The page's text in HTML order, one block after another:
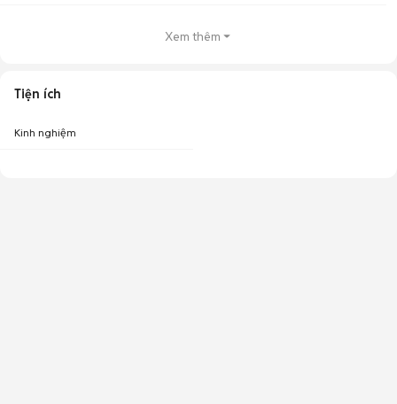
Xem thêm
Tiện ích
Kinh nghiệm